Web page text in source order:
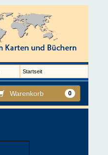
Startseit
Warenkorb 0